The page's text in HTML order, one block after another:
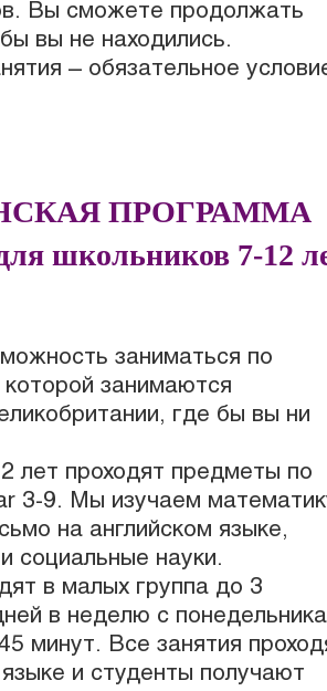
Вы сможете продолжать
вы не находились.
– обязательное
ПРОГРАММА
школьников 7-12
заниматься по
занимаются
где бы вы ни
лет проходят предметы по
3-9. Мы изучаем
на английском языке,
социальные науки.
в малых группа до 3
в неделю с понедельника
минут. Все занятия
и студенты получают